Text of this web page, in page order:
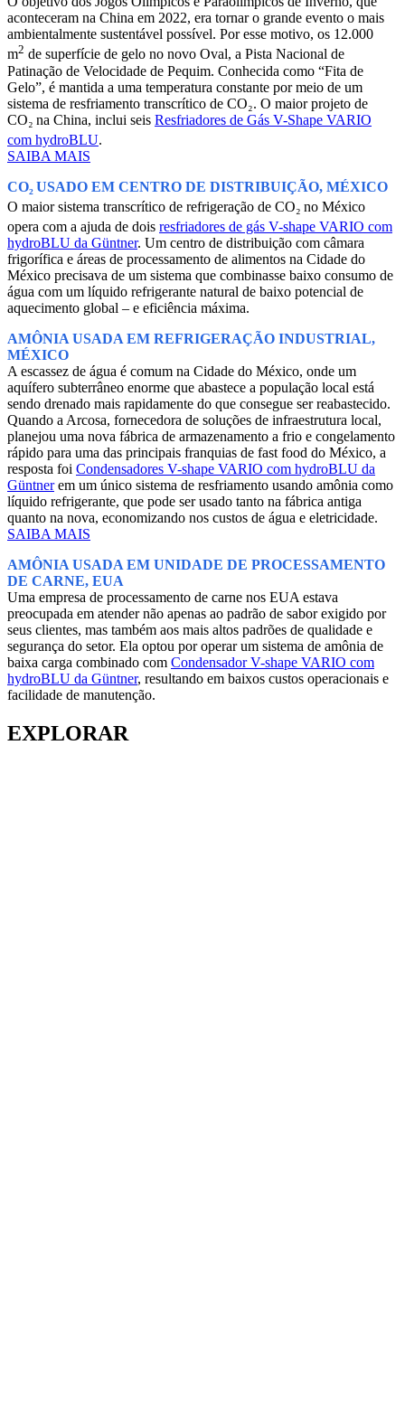
aconteceram na China em 2022, era tornar o grande evento o mais
ambientalmente sustentável possível. Por esse motivo, os 12.000
m2 de superfície de gelo no novo Oval, a Pista Nacional de
Patinação de Velocidade de Pequim. Conhecida como “Fita de
Gelo”, é mantida a uma temperatura constante por meio de um
sistema de resfriamento transcrítico de CO₂. O maior projeto de
CO₂ na China, inclui seis Resfriadores de Gás V-Shape VARIO
com hydroBLU.
SAIBA MAIS
CO₂USADO EM CENTRO DE DISTRIBUIÇÃO, MÉXICO
O maior sistema transcrítico de refrigeração de CO₂ no México
opera com a ajuda de dois resfriadores de gás V-shape VARIO com
hydroBLU da Güntner. Um centro de distribuição com câmara
frigorífica e áreas de processamento de alimentos na Cidade do
México precisava de um sistema que combinasse baixo consumo de
água com um líquido refrigerante natural de baixo potencial de
aquecimento global – e eficiência máxima.
AMÔNIA USADA EM REFRIGERAÇÃO INDUSTRIAL,
MÉXICO
A escassez de água é comum na Cidade do México, onde um
aquífero subterrâneo enorme que abastece a população local está
sendo drenado mais rapidamente do que consegue ser reabastecido.
Quando a Arcosa, fornecedora de soluções de infraestrutura local,
planejou uma nova fábrica de armazenamento a frio e congelamento
rápido para uma das principais franquias de fast food do México, a
resposta foi Condensadores V-shape VARIO com hydroBLU da
Güntnerem um único sistema de resfriamento usando amônia como
líquido refrigerante, que pode ser usado tanto na fábrica antiga
quanto na nova, economizando nos custos de água e eletricidade.
SAIBA MAIS
AMÔNIA USADA EM UNIDADE DE PROCESSAMENTO
DE CARNE, EUA
Uma empresa de processamento de carne nos EUA estava
preocupada em atender não apenas ao padrão de sabor exigido por
seus clientes, mas também aos mais altos padrões de qualidade e
segurança do setor. Ela optou por operar um sistema de amônia de
baixa carga combinado com Condensador V-shape VARIO com
hydroBLU da Güntner, resultando em baixos custos operacionais e
facilidade de manutenção.
EXPLORAR